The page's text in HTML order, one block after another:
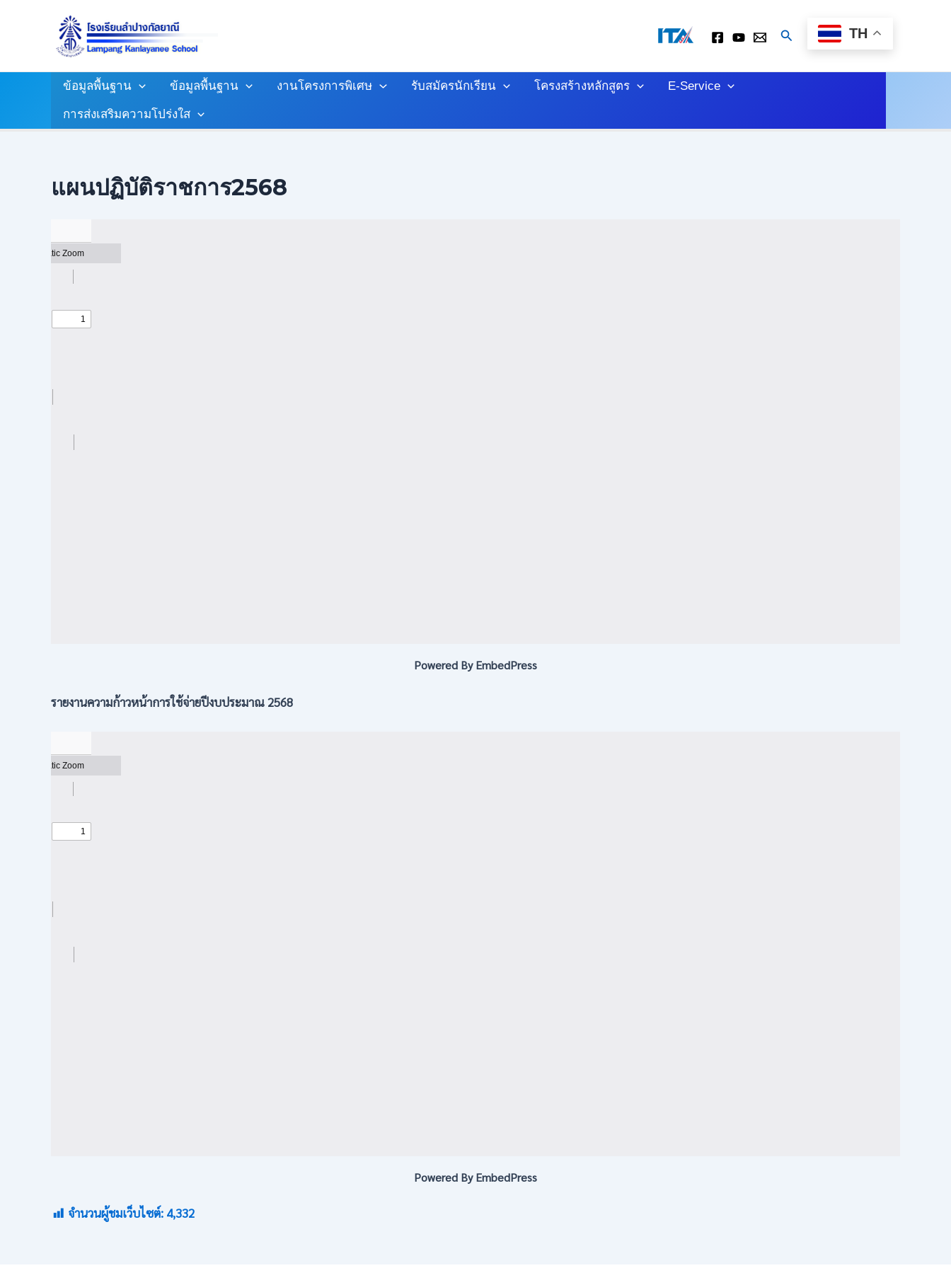
Search TH
ข้อมูลพื้นฐาน ข้อมูลพื้นฐาน งานโครงการพิเศษ รับสมัครนักเรียน โครงสร้างหลักสูตร E-Service
การส่งเสริมความโปร่งใส
แผนปฏิบัติราชการ2568
Powered By EmbedPress
รายงานความก้าวหน้าการใช้จ่ายปีงบประมาณ 2568
Powered By EmbedPress
จำนวนผู้ชมเว็บไซต์: 4,332